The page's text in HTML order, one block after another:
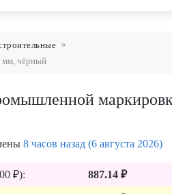
мм, чёрный
8 часов назад (6 августа 2026)
₽): 887.14 ₽